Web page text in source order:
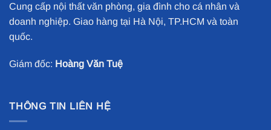
Cung cấp nội thất văn phòng, gia đình cho cá nhân và
doanh nghiệp. Giao hàng tại Hà Nội, TP.HCM và toàn
quốc.
Giám đốc: Hoàng Văn Tuệ
THÔNG TIN LIÊN HỆ